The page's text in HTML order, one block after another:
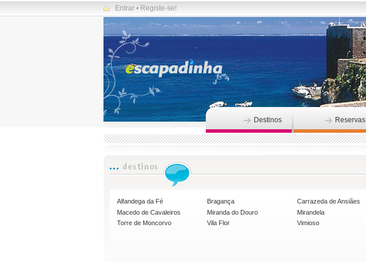
Entrar • Registe-se!
Destinos Reservas
Alfandega da Fé Bragança Carrazeda de Ansiães
Macedo de Cavaleiros
Miranda do Douro Mirandela
Torre de Moncorvo
Vila Flor Vimioso